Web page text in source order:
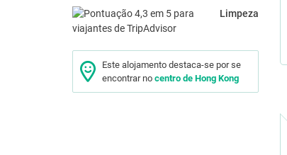
Limpeza
Este alojamento destaca-se por se
encontrar no centro de Hong Kong